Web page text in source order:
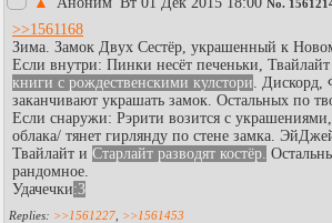
No.
>>1561168
Зима. Замок Двух Сестёр, украшенный к
Если внутри: Пинки несёт печеньки,
книги с рождественскими кулстори . Дискорд,
заканчивают украшать замок. Остальных по
Если снаружи: Рэрити возится с
облака/ тянет гирлянду по стене замка.
Твайлайт и Старлайт разводят костёр.
рандомное.
Удачечки:3
>>1561227 >>1561453